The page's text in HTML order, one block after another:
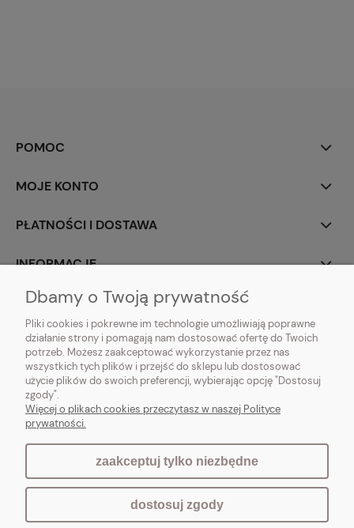
POMOC
MOJE KONTO
PŁATNOŚCI I DOSTAWA
INFORMACJE
O NAS
Vintagedeco.pl - sklep internetowy - meble i artykuły dekoracyjne do domu
i ogrodu w stylu vintage, skandynawskim, prowansalskim, boho, shabby
chic, industrialnym i loft.
Sklep internetowy Shoper.pl
Dbamy o Twoją prywatność
Pliki cookies i pokrewne im technologie umożliwiają poprawne
działanie strony i pomagają nam dostosować ofertę do Twoich
potrzeb. Możesz zaakceptować wykorzystanie przez nas
wszystkich tych plików i przejść do sklepu lub dostosować
użycie plików do swoich preferencji, wybierając opcję "Dostosuj
zgody".
Więcej o plikach cookies przeczytasz w naszej Polityce
prywatności.
zaakceptuj tylko niezbędne
dostosuj zgody